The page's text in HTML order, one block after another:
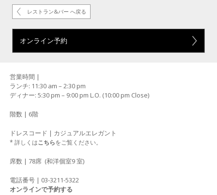
レストラン&バー へ戻る
オンライン予約
営業時間 |
ランチ: 11:30 am – 2:30 pm
ディナー: 5:30 pm – 9:00 pm L.O. (10:00 pm Close)
階数 | 6階
ドレスコード | カジュアルエレガント
* 詳しくはこちらをご覧ください。
席数 | 78席 (和洋個室9 室)
電話番号 | 03-3211-5322
オンラインで予約する